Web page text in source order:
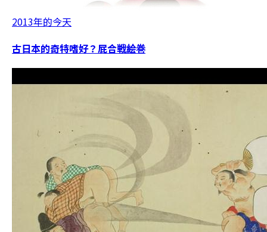
2013年的今天
古日本的奇特嗜好？屁合戦絵巻